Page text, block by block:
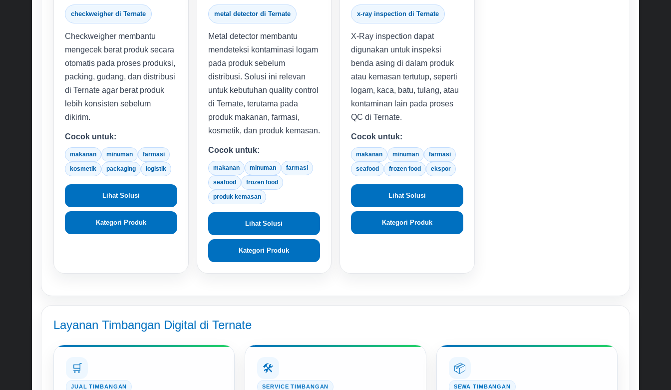
checkweigher di Ternate
Checkweigher membantu
mengecek berat produk secara
otomatis pada proses produksi,
packing, gudang, dan distribusi
di Ternate agar berat produk
lebih konsisten sebelum
dikirim.
Cocok untuk:
makanan minuman farmasi
kosmetik packaging logistik
Lihat Solusi
Kategori Produk
metal detector di Ternate
Metal detector membantu
mendeteksi kontaminasi logam
pada produk sebelum
distribusi. Solusi ini relevan
untuk kebutuhan quality control
di Ternate, terutama pada
produk makanan, farmasi,
kosmetik, dan produk kemasan.
Cocok untuk:
makanan minuman farmasi
seafood frozen food
produk kemasan
Lihat Solusi
Kategori Produk
x-ray inspection di Ternate
X-Ray inspection dapat
digunakan untuk inspeksi
benda asing di dalam produk
atau kemasan tertutup, seperti
logam, kaca, batu, tulang, atau
kontaminan lain pada proses
QC di Ternate.
Cocok untuk:
makanan minuman farmasi
seafood frozen food ekspor
Lihat Solusi
Kategori Produk
Layanan Timbangan Digital di Ternate
🛒
JUAL TIMBANGAN
🛠️
SERVICE TIMBANGAN
📦
SEWA TIMBANGAN